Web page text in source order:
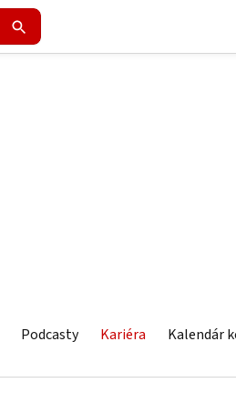
Podcasty Kariéra Kalendár